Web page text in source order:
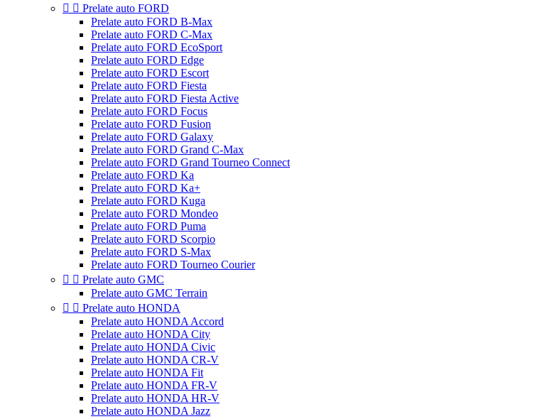
  Prelate auto FORD
Prelate auto FORD B-Max
Prelate auto FORD C-Max
Prelate auto FORD EcoSport
Prelate auto FORD Edge
Prelate auto FORD Escort
Prelate auto FORD Fiesta
Prelate auto FORD Fiesta Active
Prelate auto FORD Focus
Prelate auto FORD Fusion
Prelate auto FORD Galaxy
Prelate auto FORD Grand C-Max
Prelate auto FORD Grand Tourneo Connect
Prelate auto FORD Ka
Prelate auto FORD Ka+
Prelate auto FORD Kuga
Prelate auto FORD Mondeo
Prelate auto FORD Puma
Prelate auto FORD Scorpio
Prelate auto FORD S-Max
Prelate auto FORD Tourneo Courier
  Prelate auto GMC
Prelate auto GMC Terrain
  Prelate auto HONDA
Prelate auto HONDA Accord
Prelate auto HONDA City
Prelate auto HONDA Civic
Prelate auto HONDA CR-V
Prelate auto HONDA Fit
Prelate auto HONDA FR-V
Prelate auto HONDA HR-V
Prelate auto HONDA Jazz